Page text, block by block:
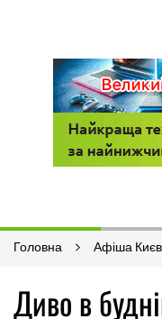
Головна Афіша
Диво в